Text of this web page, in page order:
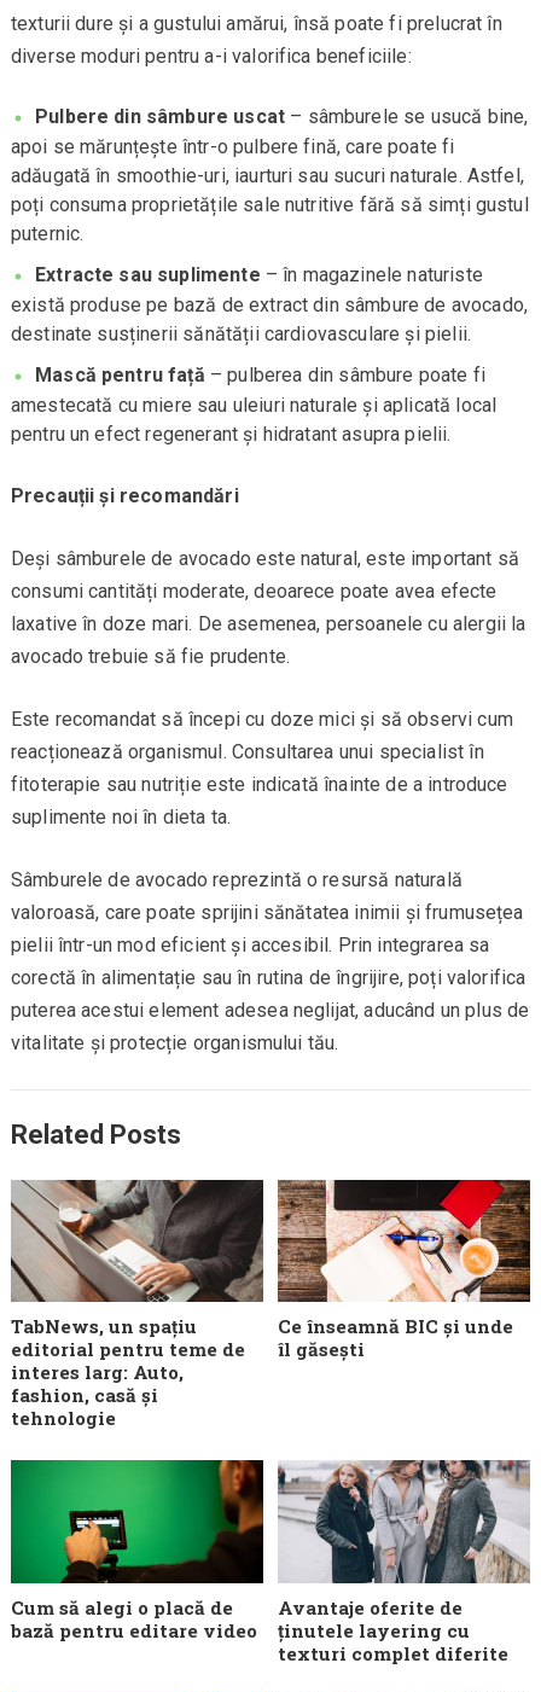
texturii dure și a gustului amărui, însă poate fi prelucrat în
diverse moduri pentru a-i valorifica beneficiile:
Pulbere din sâmbure uscat – sâmburele se usucă bine,
apoi se mărunțește într-o pulbere fină, care poate fi
adăugată în smoothie-uri, iaurturi sau sucuri naturale. Astfel,
poți consuma proprietățile sale nutritive fără să simți gustul
puternic.
Extracte sau suplimente – în magazinele naturiste
există produse pe bază de extract din sâmbure de avocado,
destinate susținerii sănătății cardiovasculare și pielii.
Mască pentru față – pulberea din sâmbure poate fi
amestecată cu miere sau uleiuri naturale și aplicată local
pentru un efect regenerant și hidratant asupra pielii.
Precauții și recomandări
Deși sâmburele de avocado este natural, este important să
consumi cantități moderate, deoarece poate avea efecte
laxative în doze mari. De asemenea, persoanele cu alergii la
avocado trebuie să fie prudente.
Este recomandat să începi cu doze mici și să observi cum
reacționează organismul. Consultarea unui specialist în
fitoterapie sau nutriție este indicată înainte de a introduce
suplimente noi în dieta ta.
Sâmburele de avocado reprezintă o resursă naturală
valoroasă, care poate sprijini sănătatea inimii și frumusețea
pielii într-un mod eficient și accesibil. Prin integrarea sa
corectă în alimentație sau în rutina de îngrijire, poți valorifica
puterea acestui element adesea neglijat, aducând un plus de
vitalitate și protecție organismului tău.
Related Posts
TabNews, un spațiu
editorial pentru teme de
interes larg: Auto,
fashion, casă și
tehnologie
Ce înseamnă BIC și unde
îl găsești
Cum să alegi o placă de
bază pentru editare video
Avantaje oferite de
ținutele layering cu
texturi complet diferite